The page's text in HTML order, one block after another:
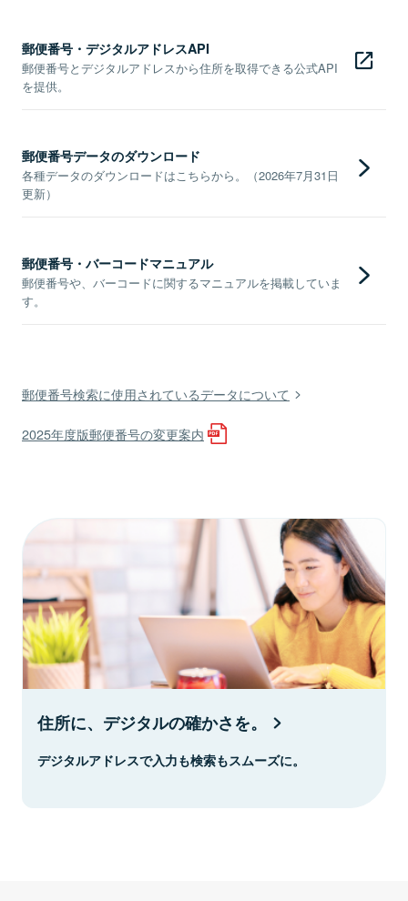
郵便番号・デジタルアドレスAPI
郵便番号とデジタルアドレスから住所を取得できる公式API
を提供。
郵便番号データのダウンロード
各種データのダウンロードはこちらから。（2026年7月31日
更新）
郵便番号・バーコードマニュアル
郵便番号や、バーコードに関するマニュアルを掲載していま
す。
郵便番号検索に使用されているデータについて
2025年度版郵便番号の変更案内
住所に、デジタルの確かさを。
デジタルアドレスで入力も検索もスムーズに。